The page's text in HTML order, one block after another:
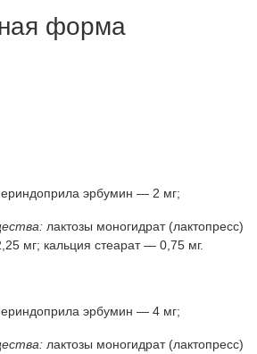
форма
эрбумин — 2 мг;
лактозы моногидрат (лактопресс)
мг; кальция стеарат — 0,75 мг.
эрбумин — 4 мг;
лактозы моногидрат (лактопресс)